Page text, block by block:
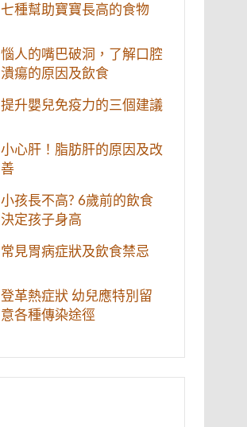
七種幫助寶寶長高的食物
惱人的嘴巴破洞，了解口腔
潰瘍的原因及飲食
提升嬰兒免疫力的三個建議
小心肝！脂肪肝的原因及改
善
小孩長不高? 6歲前的飲食
決定孩子身高
常見胃病症狀及飲食禁忌
登革熱症狀 幼兒應特別留
意各種傳染途徑